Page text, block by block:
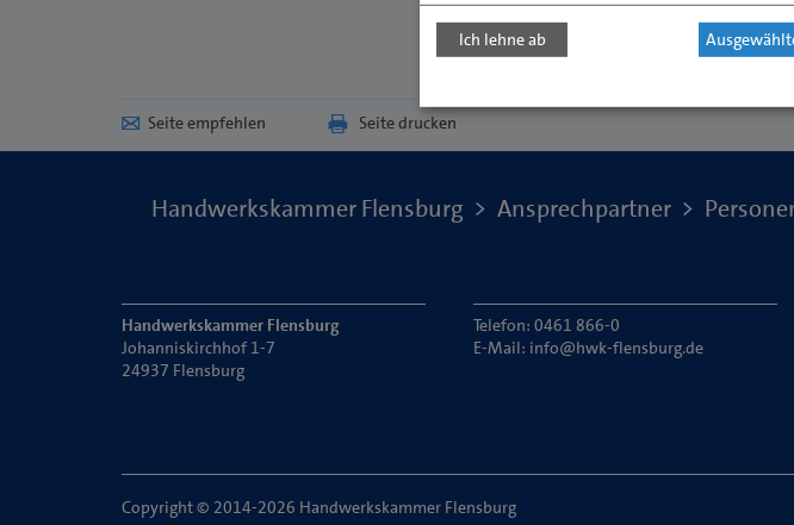
Seite empfehlen Seite drucken
Handwerkskammer Flensburg Ansprechpartner
Handwerkskammer Flensburg
Johanniskirchhof 1-7
24937 Flensburg
Telefon: 0461 866-0
E-Mail: info@hwk-flensburg.de
Copyright © 2014-2026 Handwerkskammer Flensburg
Ich lehne ab